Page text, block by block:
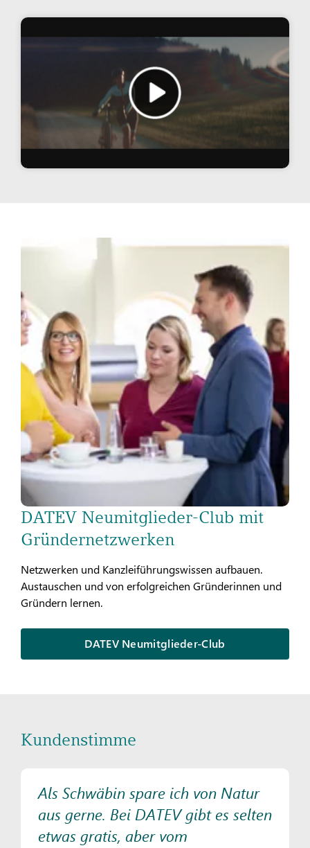
DATEV Neumitglieder-Club mit
Gründernetzwerken
Netzwerken und Kanzleiführungswissen aufbauen.
Austauschen und von erfolgreichen Gründerinnen und
Gründern lernen.
DATEV Neumitglieder-Club
Kundenstimme
Als Schwäbin spare ich von Natur
aus gerne. Bei DATEV gibt es selten
etwas gratis, aber vom